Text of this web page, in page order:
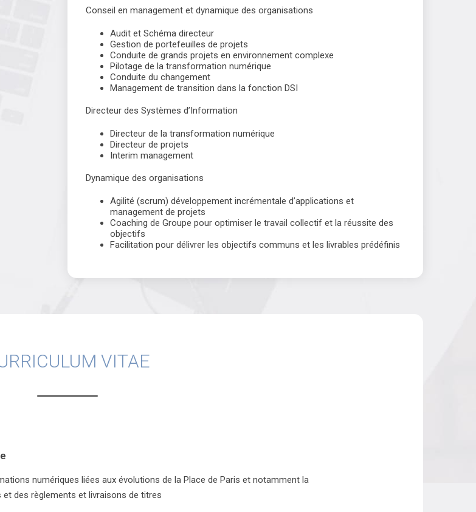
Conseil en management et dynamique des organisations
Audit et Schéma directeur
Gestion de portefeuilles de projets
Conduite de grands projets en environnement complexe
Pilotage de la transformation numérique
Conduite du changement
Management de transition dans la fonction DSI
Directeur des Systèmes d’Information
Directeur de la transformation numérique
Directeur de projets
Interim management
Dynamique des organisations
Agilité (scrum) développement incrémentale d’applications et
management de projets
Coaching de Groupe pour optimiser le travail collectif et la réussite des
objectifs
Facilitation pour délivrer les objectifs communs et les livrables prédéfinis
VITAE
numériques liées aux évolutions de la Place de Paris et notamment la
des règlements et livraisons de titres